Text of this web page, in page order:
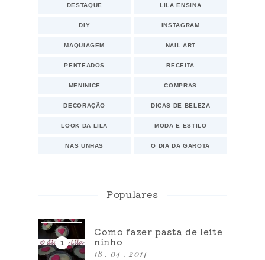
DESTAQUE LILA ENSINA
DIY INSTAGRAM
MAQUIAGEM NAIL ART
PENTEADOS RECEITA
MENINICE COMPRAS
DECORAÇÃO DICAS DE BELEZA
LOOK DA LILA MODA E ESTILO
NAS UNHAS O DIA DA GAROTA
Populares
Como fazer pasta de leite
ninho
18 . 04 . 2014